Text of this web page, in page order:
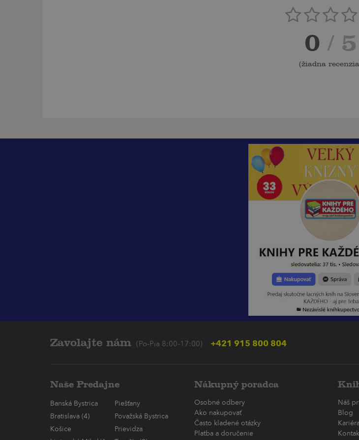
0 / 5
(žiadna recenzia
Zavolajte nám (Po-Pia 8:00-17:00) +421 915 800 804
Naše Predajne
Banská Bystrica
Piešťany
Bratislava (4)
Považská Bystrica
Košice
Prievidza
Nákupný poradca
Osobné odbery
Ako nakupovať
Často kladené otázky
Platba a doručenie
Náš
Blog